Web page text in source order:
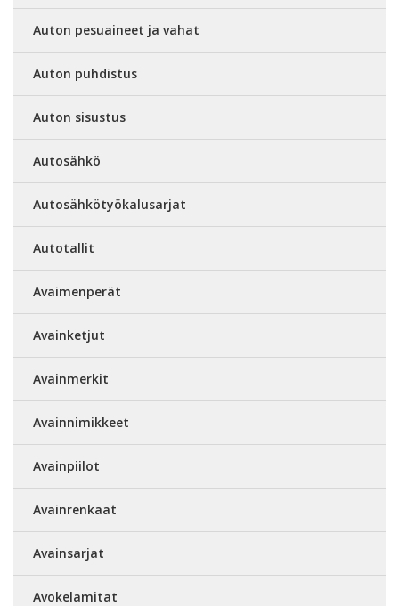
Auton pesuaineet ja vahat
Auton puhdistus
Auton sisustus
Autosähkö
Autosähkötyökalusarjat
Autotallit
Avaimenperät
Avainketjut
Avainmerkit
Avainnimikkeet
Avainpiilot
Avainrenkaat
Avainsarjat
Avokelamitat